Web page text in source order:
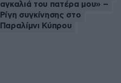
αγκαλιά του πατέρα μου» –
Ρίγη συγκίνησης στο
Παραλίμνι Κύπρου